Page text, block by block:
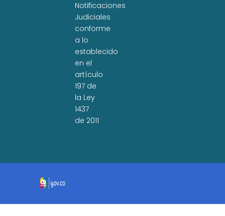
Notificaciones
Judiciales
conforme
a lo
establecido
en el
artículo
197 de
la Ley
1437
de 2011